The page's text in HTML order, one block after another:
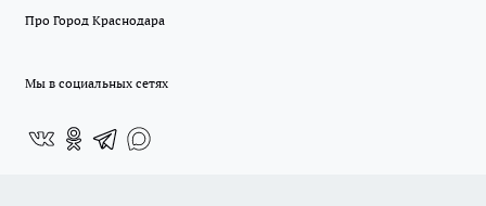
Про Город Краснодара
Мы в социальных сетях